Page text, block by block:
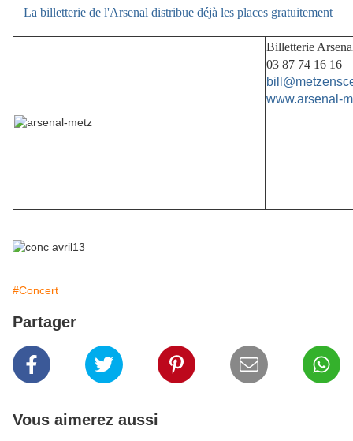
La billetterie de l'Arsenal distribue déjà les places gratuitement
Billetterie
03 87 74 16 16
www.arsenal-
#Concert
Partager
Vous aimerez aussi